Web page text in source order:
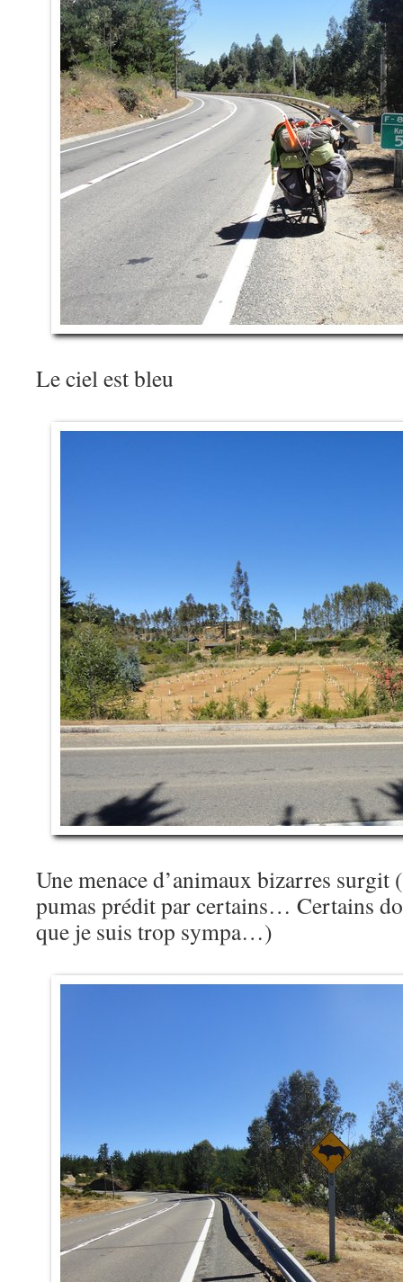
Le ciel est bleu
Une menace d’animaux bizarres surgit
pumas prédit par certains… Certains
que je suis trop sympa…)